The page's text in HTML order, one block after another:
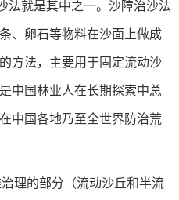
法就是其中之一。沙障治沙法
、卵石等物料在沙面上做成
方法，主要用于固定流动沙
中国林业人在长期探索中总
中国各地乃至全世界防治荒
理的部分（流动沙丘和半流